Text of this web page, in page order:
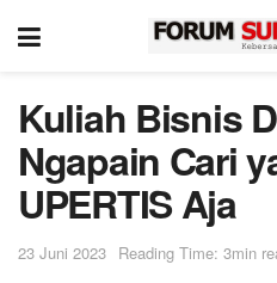
Kuliah Bisnis
Ngapain Cari
UPERTIS Aja
23 Juni 2023 Reading Time: 3min